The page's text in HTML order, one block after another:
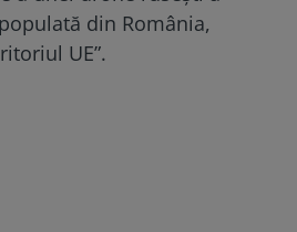
din România,
UE”.